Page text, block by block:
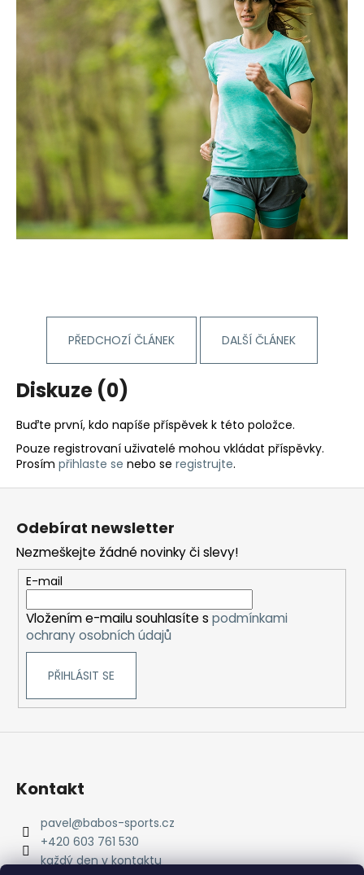
PŘEDCHOZÍ ČLÁNEK DALŠÍ ČLÁNEK
Diskuze (0)
Buďte první, kdo napíše příspěvek k této položce.
Pouze registrovaní uživatelé mohou vkládat příspěvky.
Prosím přihlaste se nebo se registrujte.
Z
Odebírat newsletter
Nezmeškejte žádné novinky či slevy!
E-mail
Vložením e-mailu souhlasíte s podmínkami
ochrany osobních údajů
PŘIHLÁSIT SE
Kontakt
pavel@babos-sports.cz
+420 603 761 530
každý den v kontaktu